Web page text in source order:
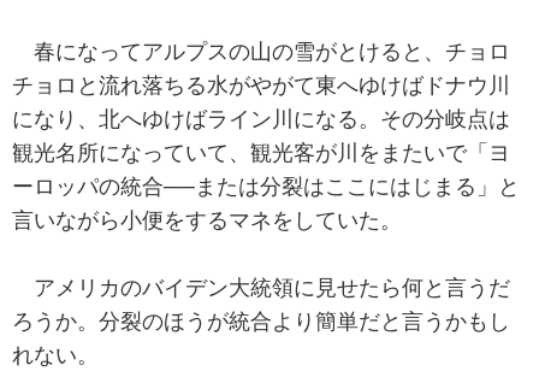
春になってアルプスの山の雪がとけると、チョロ
チョロと流れ落ちる水がやがて東へゆけばドナウ川
になり、北へゆけばライン川になる。その分岐点は
観光名所になっていて、観光客が川をまたいで「ヨ
ーロッパの統合──または分裂はここにはじまる」と
言いながら小便をするマネをしていた。
アメリカのバイデン大統領に見せたら何と言うだ
ろうか。分裂のほうが統合より簡単だと言うかもし
れない。